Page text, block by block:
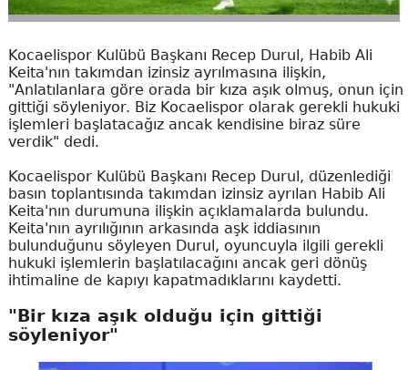
Kocaelispor Kulübü Başkanı Recep Durul, Habib Ali
Keita'nın takımdan izinsiz ayrılmasına ilişkin,
"Anlatılanlara göre orada bir kıza aşık olmuş, onun için
gittiği söyleniyor. Biz Kocaelispor olarak gerekli hukuki
işlemleri başlatacağız ancak kendisine biraz süre
verdik" dedi.
Kocaelispor Kulübü Başkanı Recep Durul, düzenlediği
basın toplantısında takımdan izinsiz ayrılan Habib Ali
Keita'nın durumuna ilişkin açıklamalarda bulundu.
Keita'nın ayrılığının arkasında aşk iddiasının
bulunduğunu söyleyen Durul, oyuncuyla ilgili gerekli
hukuki işlemlerin başlatılacağını ancak geri dönüş
ihtimaline de kapıyı kapatmadıklarını kaydetti.
"Bir kıza aşık olduğu için gittiği
söyleniyor"